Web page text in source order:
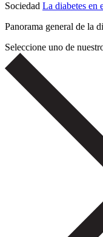
Sociedad La diabetes en
Panorama general de la
Seleccione uno de